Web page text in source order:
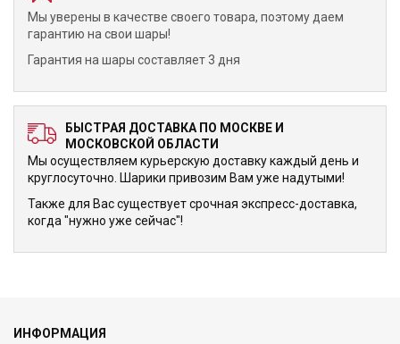
Мы уверены в качестве своего товара, поэтому даем
гарантию на свои шары!
Гарантия на шары составляет 3 дня
БЫСТРАЯ ДОСТАВКА ПО МОСКВЕ И
МОСКОВСКОЙ ОБЛАСТИ
Мы осуществляем курьерскую доставку каждый день и
круглосуточно. Шарики привозим Вам уже надутыми!
Также для Вас существует срочная экспресс-доставка,
когда "нужно уже сейчас"!
ИНФОРМАЦИЯ